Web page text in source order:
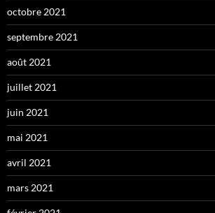
octobre 2021
septembre 2021
août 2021
juillet 2021
juin 2021
mai 2021
avril 2021
mars 2021